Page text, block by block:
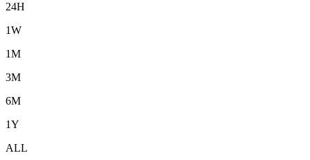
24H
1W
1M
3M
6M
1Y
ALL